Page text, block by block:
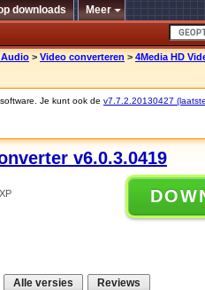
downloads Meer
Audio > Video converteren > 4Media HD
Je kunt ook de v7.7.2.20130427
v6.0.3.0419
Alle versies Reviews